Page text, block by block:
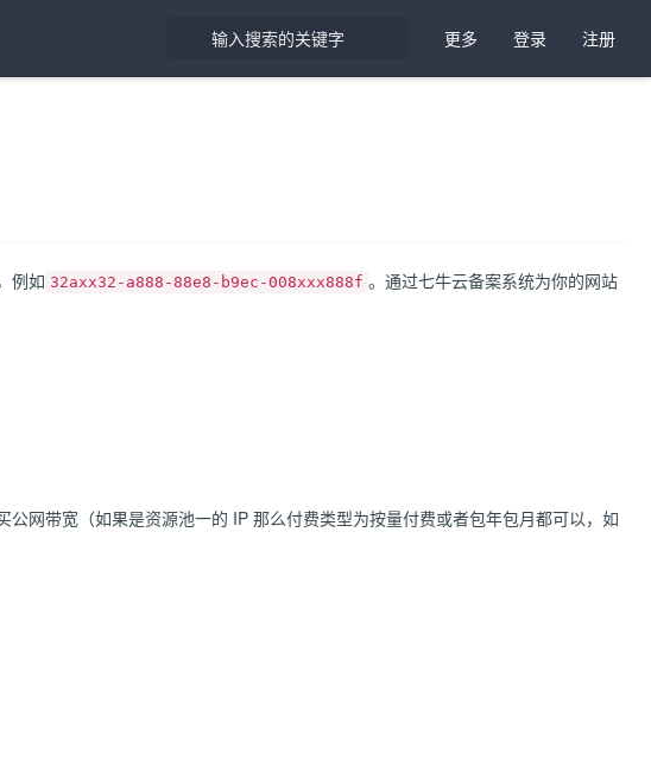
更多 登录 注册
例如 32axx32-a888-88e8-b9ec-008xxx888f 。通过七牛云备案系统为你的网站
网带宽（如果是资源池一的 IP 那么付费类型为按量付费或者包年包月都可以，如